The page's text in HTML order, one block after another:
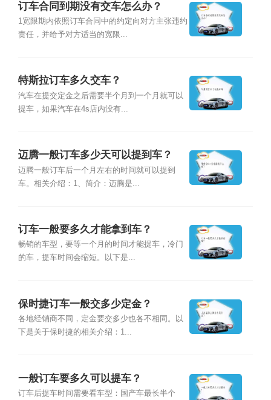
订车合同到期没有交车怎么办？
1宽限期内依照订车合同中的约定向对方主张违约
责任，并给予对方适当的宽限...
特斯拉订车多久交车？
汽车在提交定金之后需要半个月到一个月就可以
提车，如果汽车在4s店内没有...
迈腾一般订车多少天可以提到车？
迈腾一般订车后一个月左右的时间就可以提到
车。相关介绍：1、简介：迈腾是...
订车一般要多久才能拿到车？
畅销的车型，要等一个月的时间才能提车，冷门
的车，提车时间会缩短。以下是...
保时捷订车一般交多少定金？
各地经销商不同，定金要交多少也各不相同。以
下是关于保时捷的相关介绍：1...
一般订车要多久可以提车？
订车后提车时间需要看车型：国产车最长半个